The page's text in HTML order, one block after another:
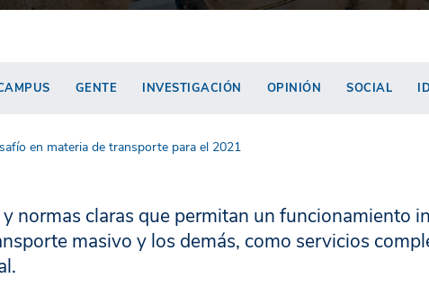
GENTE INVESTIGACIÓN OPINIÓN SOCIAL
en materia de transporte para el 2021
normas claras que permitan un funcionamiento
masivo y los demás, como servicios